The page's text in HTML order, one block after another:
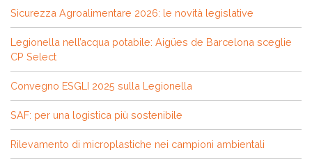
Sicurezza Agroalimentare 2026: le novità legislative
Legionella nell’acqua potabile: Aigües de Barcelona sceglie
CP Select
Convegno ESGLI 2025 sulla Legionella
SAF: per una logistica più sostenibile
Rilevamento di microplastiche nei campioni ambientali